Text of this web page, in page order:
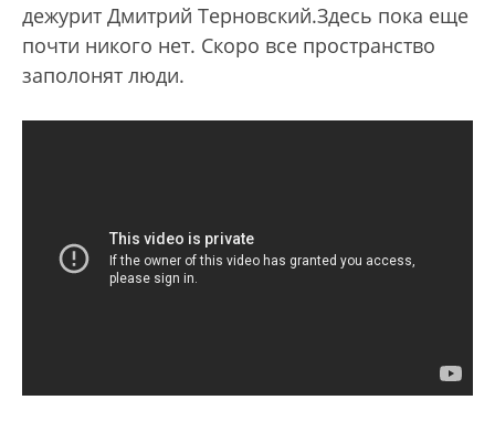
дежурит Дмитрий Терновский.Здесь пока еще
почти никого нет. Скоро все пространство
заполонят люди.